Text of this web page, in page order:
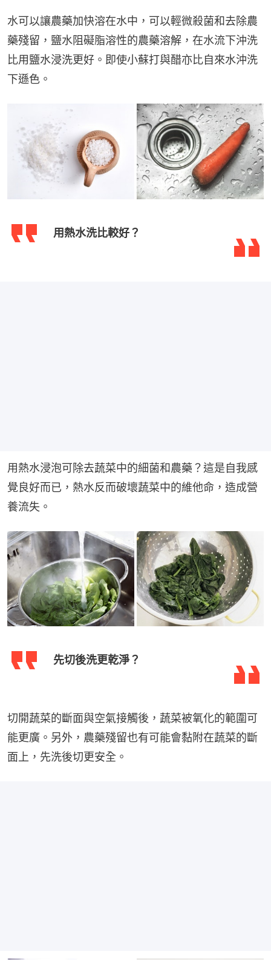
水可以讓農藥加快溶在水中，可以輕微殺菌和去除農
藥殘留，鹽水阻礙脂溶性的農藥溶解，在水流下沖洗
比用鹽水浸洗更好。即使小蘇打與醋亦比自來水沖洗
下遜色。
用熱水洗比較好？
用熱水浸泡可除去蔬菜中的細菌和農藥？這是自我感
覺良好而已，熱水反而破壞蔬菜中的維他命，造成營
養流失。
先切後洗更乾淨？
切開蔬菜的斷面與空氣接觸後，蔬菜被氧化的範圍可
能更廣。另外，農藥殘留也有可能會黏附在蔬菜的斷
面上，先洗後切更安全。